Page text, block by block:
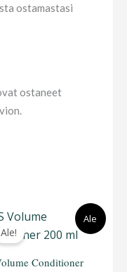
ostamastasi
ostaneet
Ale
Ale!
Conditioner
Alkuperäinen
hinta
oli:
22,50 €.
hinta
on: